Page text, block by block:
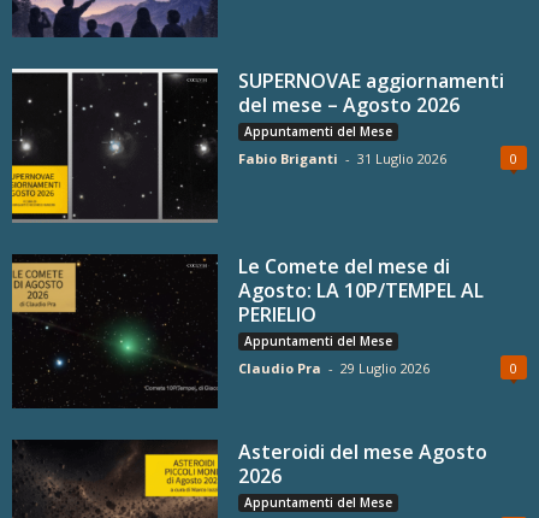
SUPERNOVAE aggiornamenti
del mese – Agosto 2026
Appuntamenti del Mese
Fabio Briganti - 31 Luglio 2026 0
Le Comete del mese di
Agosto: LA 10P/TEMPEL AL
PERIELIO
Appuntamenti del Mese
Claudio Pra - 29 Luglio 2026 0
Asteroidi del mese Agosto
2026
Appuntamenti del Mese